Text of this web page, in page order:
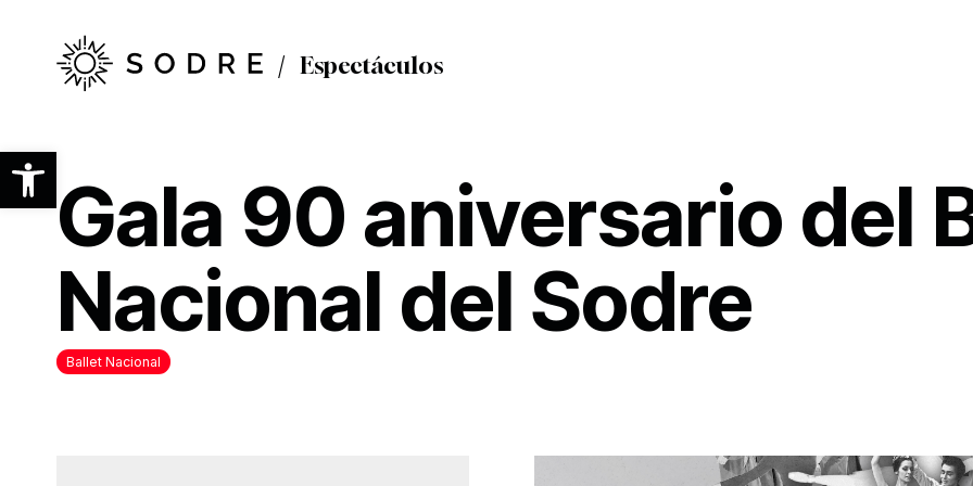
Abrir barra de herramientas
contenido
principal
Espectáculos
Gala 90 aniversario del
Nacional del Sodre
Ballet Nacional